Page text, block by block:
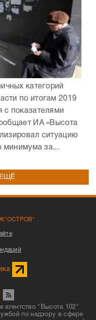
категорий
по итогам 2019
с показателями
ИА «Высота
ситуацию
минимума за...
агентство "Высота 102"
по надзору в сфере